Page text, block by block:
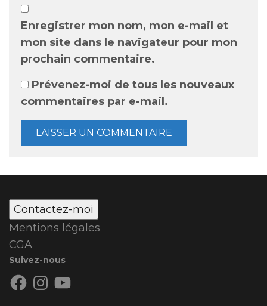
Enregistrer mon nom, mon e-mail et
mon site dans le navigateur pour mon
prochain commentaire.
Prévenez-moi de tous les nouveaux
commentaires par e-mail.
Contactez-moi
Mentions légales
CGA
Suivez-nous
Facebook
Instagram
YouTube